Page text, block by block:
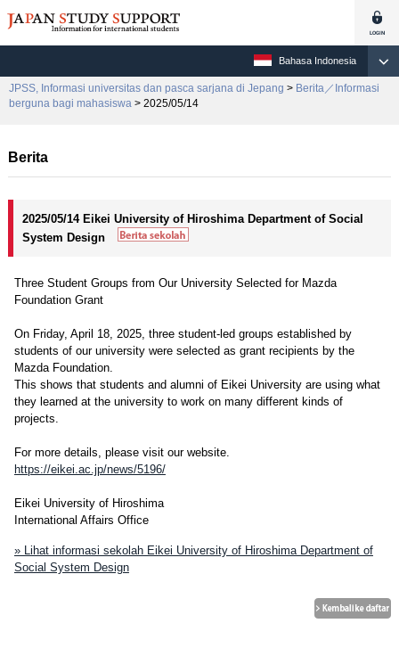
Bahasa Indonesia
JPSS, Informasi universitas dan pasca sarjana di Jepang > Berita／Informasi
berguna bagi mahasiswa > 2025/05/14
Berita
2025/05/14 Eikei University of Hiroshima Department of Social
System Design
Three Student Groups from Our University Selected for Mazda
Foundation Grant
On Friday, April 18, 2025, three student-led groups established by
students of our university were selected as grant recipients by the
Mazda Foundation.
This shows that students and alumni of Eikei University are using what
they learned at the university to work on many different kinds of
projects.
For more details, please visit our website.
https://eikei.ac.jp/news/5196/
Eikei University of Hiroshima
International Affairs Office
» Lihat informasi sekolah Eikei University of Hiroshima Department of
Social System Design